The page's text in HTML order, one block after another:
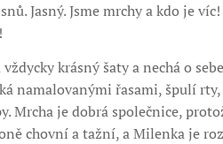
Jasný. Jsme mrchy a kdo je
krásný šaty a nechá o
namalovanými řasami, špulí
Mrcha je dobrá společnice,
chovní a tažní, a Milenka je